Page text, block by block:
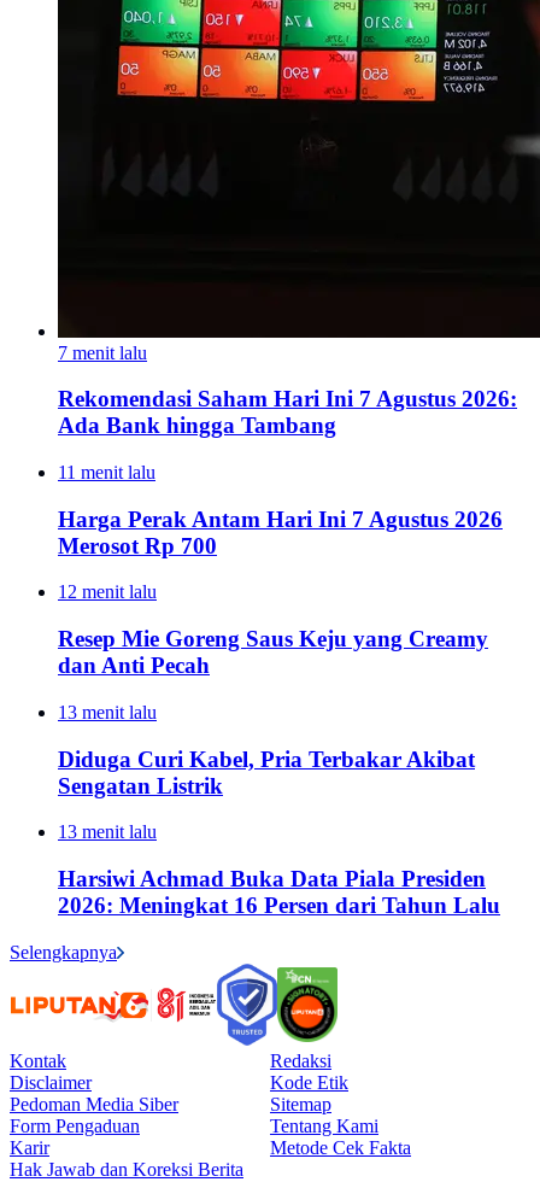
7 menit lalu
Rekomendasi Saham Hari Ini 7 Agustus 2026:
Ada Bank hingga Tambang
11 menit lalu
Harga Perak Antam Hari Ini 7 Agustus 2026
Merosot Rp 700
12 menit lalu
Resep Mie Goreng Saus Keju yang Creamy
dan Anti Pecah
13 menit lalu
Diduga Curi Kabel, Pria Terbakar Akibat
Sengatan Listrik
13 menit lalu
Harsiwi Achmad Buka Data Piala Presiden
2026: Meningkat 16 Persen dari Tahun Lalu
Selengkapnya
Kontak
Redaksi
Disclaimer
Kode Etik
Pedoman Media Siber
Sitemap
Form Pengaduan
Tentang Kami
Karir
Metode Cek Fakta
Hak Jawab dan Koreksi Berita